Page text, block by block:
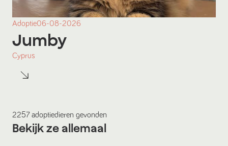
Adoptie06-08-2026
Jumby
Cyprus
2257 adoptiedieren gevonden
Bekijk ze allemaal